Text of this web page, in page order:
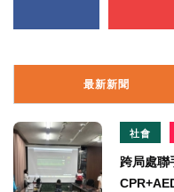
最新新聞
社會
跨局處聯